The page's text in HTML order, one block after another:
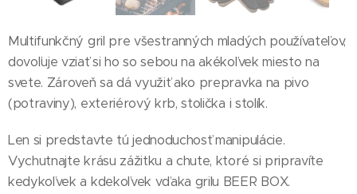
Multifunkčný gril pre všestranných mladých používateľov,
dovoľuje vziať si ho so sebou na akékoľvek miesto na
svete. Zároveň sa dá využiť ako prepravka na pivo
(potraviny), exteriérový krb, stolička i stolík.
Len si predstavte tú jednoduchosť manipulácie.
Vychutnajte krásu zážitku a chute, ktoré si pripravíte
kedykoľvek a kdekoľvek vďaka grilu BEER BOX.